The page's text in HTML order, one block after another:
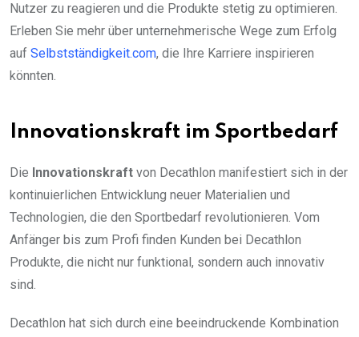
Nutzer zu reagieren und die Produkte stetig zu optimieren.
Erleben Sie mehr über unternehmerische Wege zum Erfolg
auf Selbstständigkeit.com, die Ihre Karriere inspirieren
könnten.
Innovationskraft im Sportbedarf
Die Innovationskraft von Decathlon manifestiert sich in der
kontinuierlichen Entwicklung neuer Materialien und
Technologien, die den Sportbedarf revolutionieren. Vom
Anfänger bis zum Profi finden Kunden bei Decathlon
Produkte, die nicht nur funktional, sondern auch innovativ
sind.
Decathlon hat sich durch eine beeindruckende Kombination